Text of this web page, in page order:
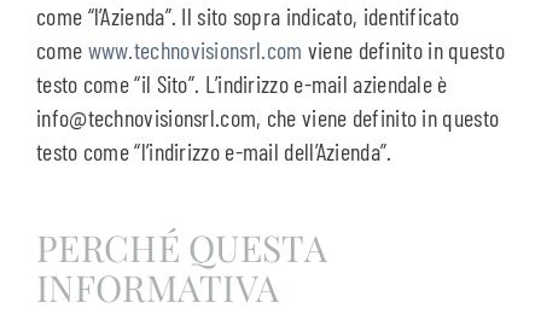
come “l’Azienda”. Il sito sopra indicato, identificato
come www.technovisionsrl.com viene definito in questo
testo come “il Sito”. L’indirizzo e-mail aziendale è
info@technovisionsrl.com, che viene definito in questo
testo come “l’indirizzo e-mail dell’Azienda”.
PERCHÉ QUESTA
INFORMATIVA